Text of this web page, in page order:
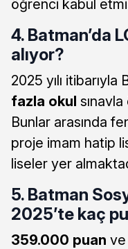
öğrenci kabul
4. Batman’da
alıyor?
2025 yılı
fazla okul
Bunlar arasında
proje imam hatip
liseler yer
5. Batman
2025’te kaç
359.000 puan ve